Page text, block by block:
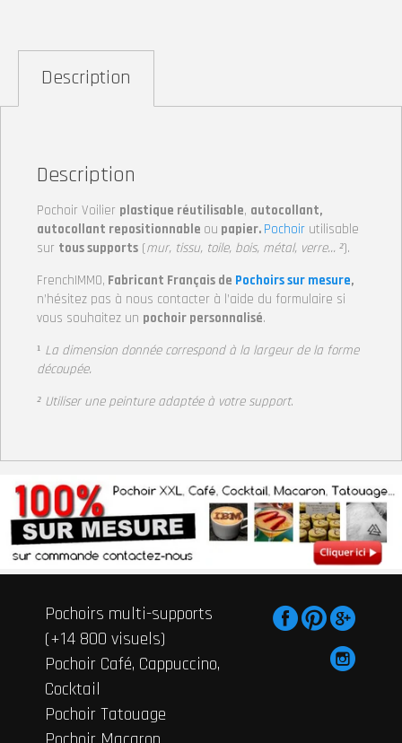
Description
Description
Pochoir Voilier plastique réutilisable, autocollant,
autocollant repositionnable ou papier. Pochoir utilisable
sur tous supports (mur, tissu, toile, bois, métal, verre… ²).
FrenchIMMO, Fabricant Français de Pochoirs sur mesure,
n’hésitez pas à nous contacter à l’aide du formulaire si
vous souhaitez un pochoir personnalisé.
¹ La dimension donnée correspond à la largeurde la forme
découpée.
² Utiliser une peinture adaptée à votre support.
Pochoirs multi-supports
(+14 800 visuels)
Pochoir Café, Cappuccino,
Cocktail
Pochoir Tatouage